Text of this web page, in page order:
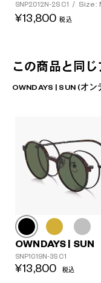
SNP2012N-2S C1 / Size:
¥13,800 税込
この商品と同じ
OWNDAYS | SUN (オ
OWNDAYS | SUN
SNP1019N-3S C1
¥13,800 税込